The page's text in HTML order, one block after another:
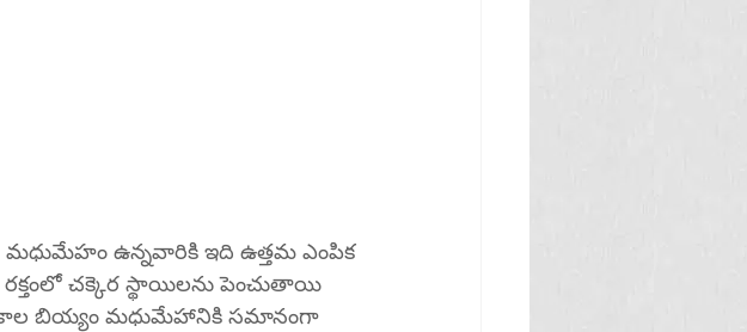
మధుమేహం ఉన్నవారికి ఇది ఉత్తమ ఎంపిక
చక్కెర స్థాయిలను పెంచుతాయి
బియ్యం మధుమేహానికి సమానంగా